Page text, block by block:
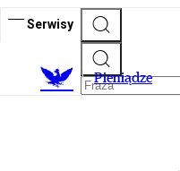
Serwisy
Pieniądze